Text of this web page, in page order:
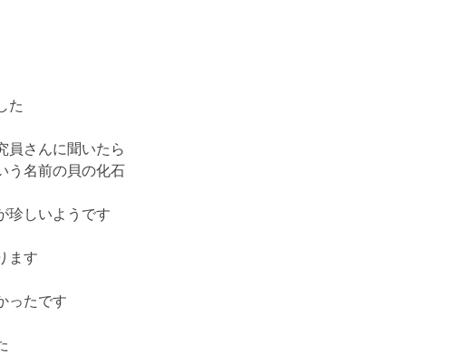
た
員さんに聞いたら
う名前の貝の化石
珍しいようです
ます
ったです